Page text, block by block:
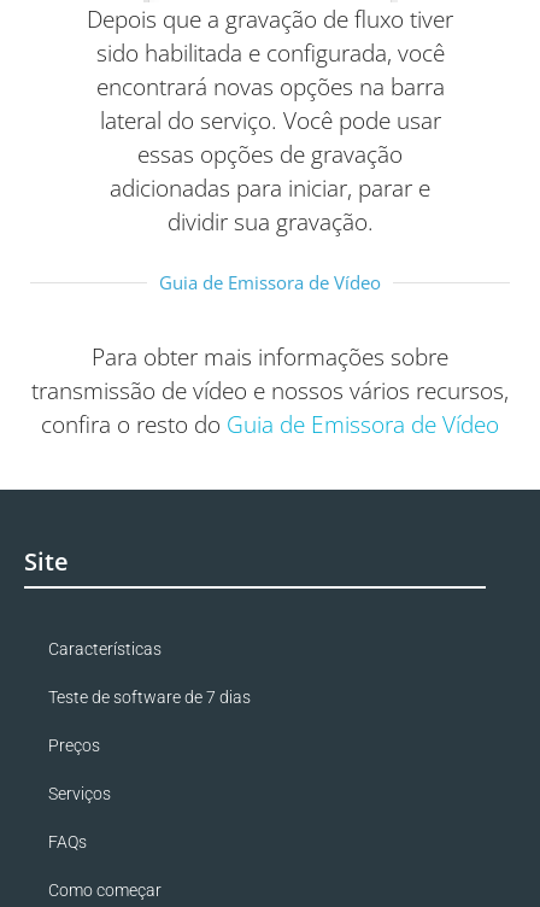
Depois que a gravação de fluxo tiver
sido habilitada e configurada, você
encontrará novas opções na barra
lateral do serviço. Você pode usar
essas opções de gravação
adicionadas para iniciar, parar e
dividir sua gravação.
Guia de Emissora de Vídeo
Para obter mais informações sobre
transmissão de vídeo e nossos vários recursos,
confira o resto do Guia de Emissora de Vídeo
Site
Características
Teste de software de 7 dias
Preços
Serviços
FAQs
Como começar